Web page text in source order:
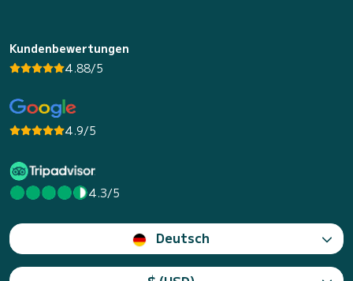
Kundenbewertungen
4.88/5
4.9/5
4.3/5
Deutsch